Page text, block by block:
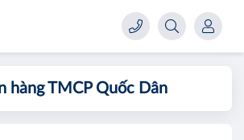
hàng TMCP Quốc Dân